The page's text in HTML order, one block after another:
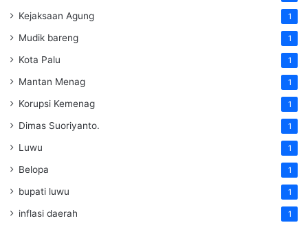
Kejaksaan Agung 1
Mudik bareng 1
Kota Palu 1
Mantan Menag 1
Korupsi Kemenag 1
Dimas Suoriyanto. 1
Luwu 1
Belopa 1
bupati luwu 1
inflasi daerah 1